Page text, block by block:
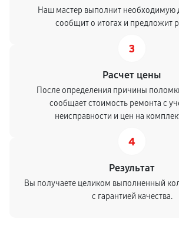
Наш мастер выполнит необходимую
сообщит о итогах и предложит
3
Расчет цены
После определения причины
сообщает стоимость ремонта с
неисправности и цен на
4
Результат
Вы получаете целиком выполненный
с гарантией качества.